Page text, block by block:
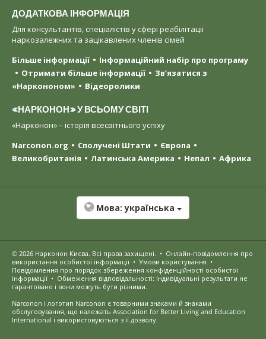
ДОДАТКОВА ІНФОРМАЦІЯ
Для консультантів, спеціалістів у сфері реабілітації
наркозалежних та зацікавлених членів сімей
Більше інформації
Інформаційний набір про програму
Отримати більше інформації
Зв’язатися з
«Наркононом»
Відеоролики
«НАРКОНОН» У ВСЬОМУ СВІТІ
«Нарконон» – історія всесвітнього успіху
Narconon.org
Сполучені Штати
Європа
Великобританія
Латинська Америка Непал Африка
Мова: українська
© 2026 Нарконон Києва. Всі права захищені. • Онлайн-повідомлення про
використання особистої інформації • Умови користування •
Повідомлення про порядок збереження конфіденційності особистої
інформації • Обмеження відповідальності: Індивідуальні результати не
гарантовано і вони можуть бути різними.
Narconon і логотип Narconon є товарними знаками й знаками
обслуговування, що належать Association for Better Living and Education
International і використовуються з її дозволу.